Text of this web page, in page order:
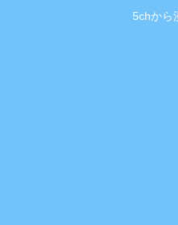
5chから